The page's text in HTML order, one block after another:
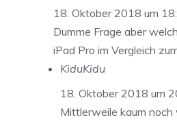
18. Oktober 2018 um
Dumme Frage aber
iPad Pro im Vergleich
KiduKidu
18. Oktober 2018 um
Mittlerweile kaum noch